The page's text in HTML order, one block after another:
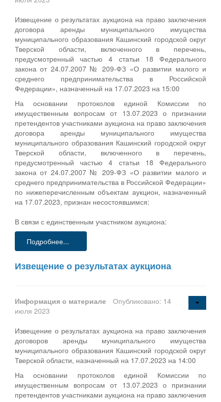
Извещение о результатах аукциона на право заключения
договора аренды муниципального имущества
муниципального образования Кашинский городской округ
Тверской области, включенного в перечень,
предусмотренный частью 4 статьи 18 Федерального
закона от 24.07.2007 № 209-ФЗ «О развитии малого и
среднего предпринимательства в Российской
Федерации», назначенный на 17.07.2023 на 15:00
На основании протоколов единой Комиссии по
имущественным вопросам от 13.07.2023 о признании
претендентов участниками аукциона на право заключения
договора аренды муниципального имущества
муниципального образования Кашинский городской округ
Тверской области, включенного в перечень,
предусмотренный частью 4 статьи 18 Федерального
закона от 24.07.2007 № 209-ФЗ «О развитии малого и
среднего предпринимательства в Российской Федерации»
по нижеперечисленным объектам аукцион, назначенный
на 17.07.2023, признан несостоявшимся:
В связи с единственным участником аукциона:
Подробнее...
Извещение о результатах аукциона
Информация о материале
Опубликовано: 14
июля 2023
Извещение о результатах аукциона на право заключения
договоров аренды муниципального имущества
муниципального образования Кашинский городской округ
Тверской области, назначенный на 17.07.2023 на 14:00
На основании протоколов единой Комиссии по
имущественным вопросам от 13.07.2023 о признании
претендентов участниками аукциона на право заключения